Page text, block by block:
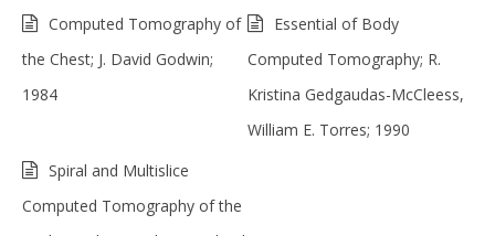
Computed Tomography of
the Chest; J. David Godwin;
1984
Essential of Body
Computed Tomography; R.
Kristina Gedgaudas-McCleess,
William E. Torres; 1990
Spiral and Multislice
Computed Tomography of the